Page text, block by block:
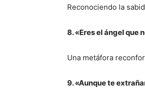
Reconociendo la
8. «Eres el ángel que
Una metáfora
9. «Aunque te